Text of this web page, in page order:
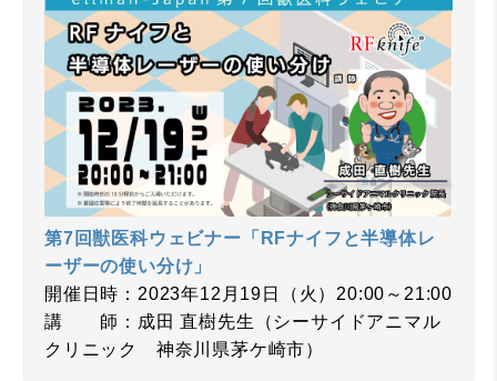
第7回獣医科ウェビナー「RFナイフと半導体レ
ーザーの使い分け」
開催日時：2023年12月19日（火）20:00～21:00
講 師：成田 直樹先生（シーサイドアニマル
クリニック 神奈川県茅ケ崎市）